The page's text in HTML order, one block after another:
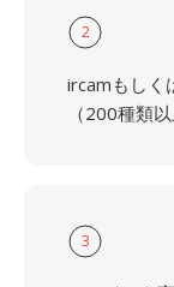
2
ircamもしく
（200種類
3